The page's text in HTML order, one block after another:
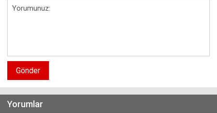
Gönder
Yorumlar